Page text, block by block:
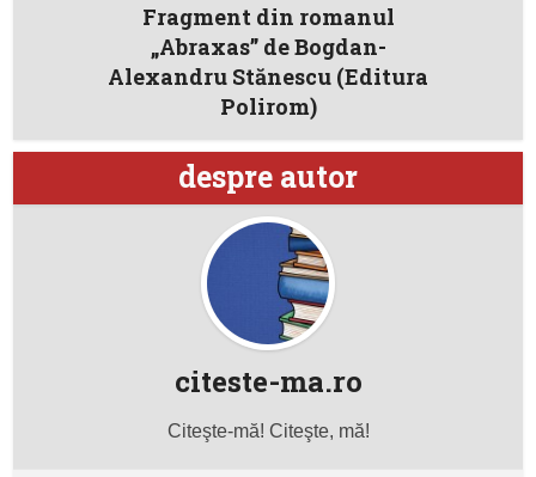
Fragment din romanul
„Abraxas” de Bogdan-
Alexandru Stănescu (Editura
Polirom)
despre autor
citeste-ma.ro
Citeşte-mă! Citeşte, mă!